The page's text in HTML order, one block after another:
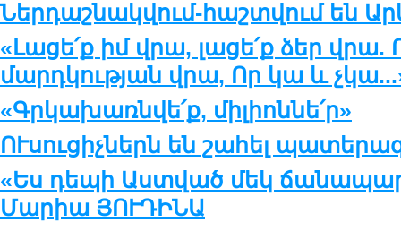
Ներդաշնակվում-հաշտվում են
«Լացե՛ք իմ վրա, լացե՛ք ձեր
մարդկության վրա, Որ կա և
«Գրկախառնվե՛ք, միլիոննե՛ր»
ՈՒսուցիչներն են շահել
«Ես դեպի Աստված մեկ
Մարիա ՅՈՒԴԻՆԱ